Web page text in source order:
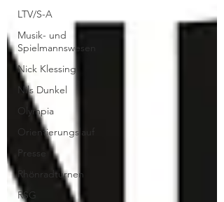
LTV/S-A
Musik- und
Spielmannswesen
Nick Klessing
Nils Dunkel
Olympia
Orientierungslauf
Presse
Rhönradturnen
RSG